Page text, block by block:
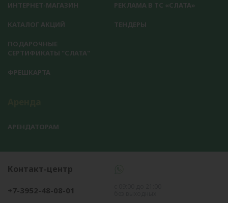
ИНТЕРНЕТ-МАГАЗИН
КАТАЛОГ АКЦИЙ
ПОДАРОЧНЫЕ
СЕРТИФИКАТЫ "СЛАТА"
ФРЕШКАРТА
РЕКЛАМА В ТС «СЛАТА»
ТЕНДЕРЫ
АРЕНДАТОРАМ
Контакт-центр
+7-3952-48-08-01